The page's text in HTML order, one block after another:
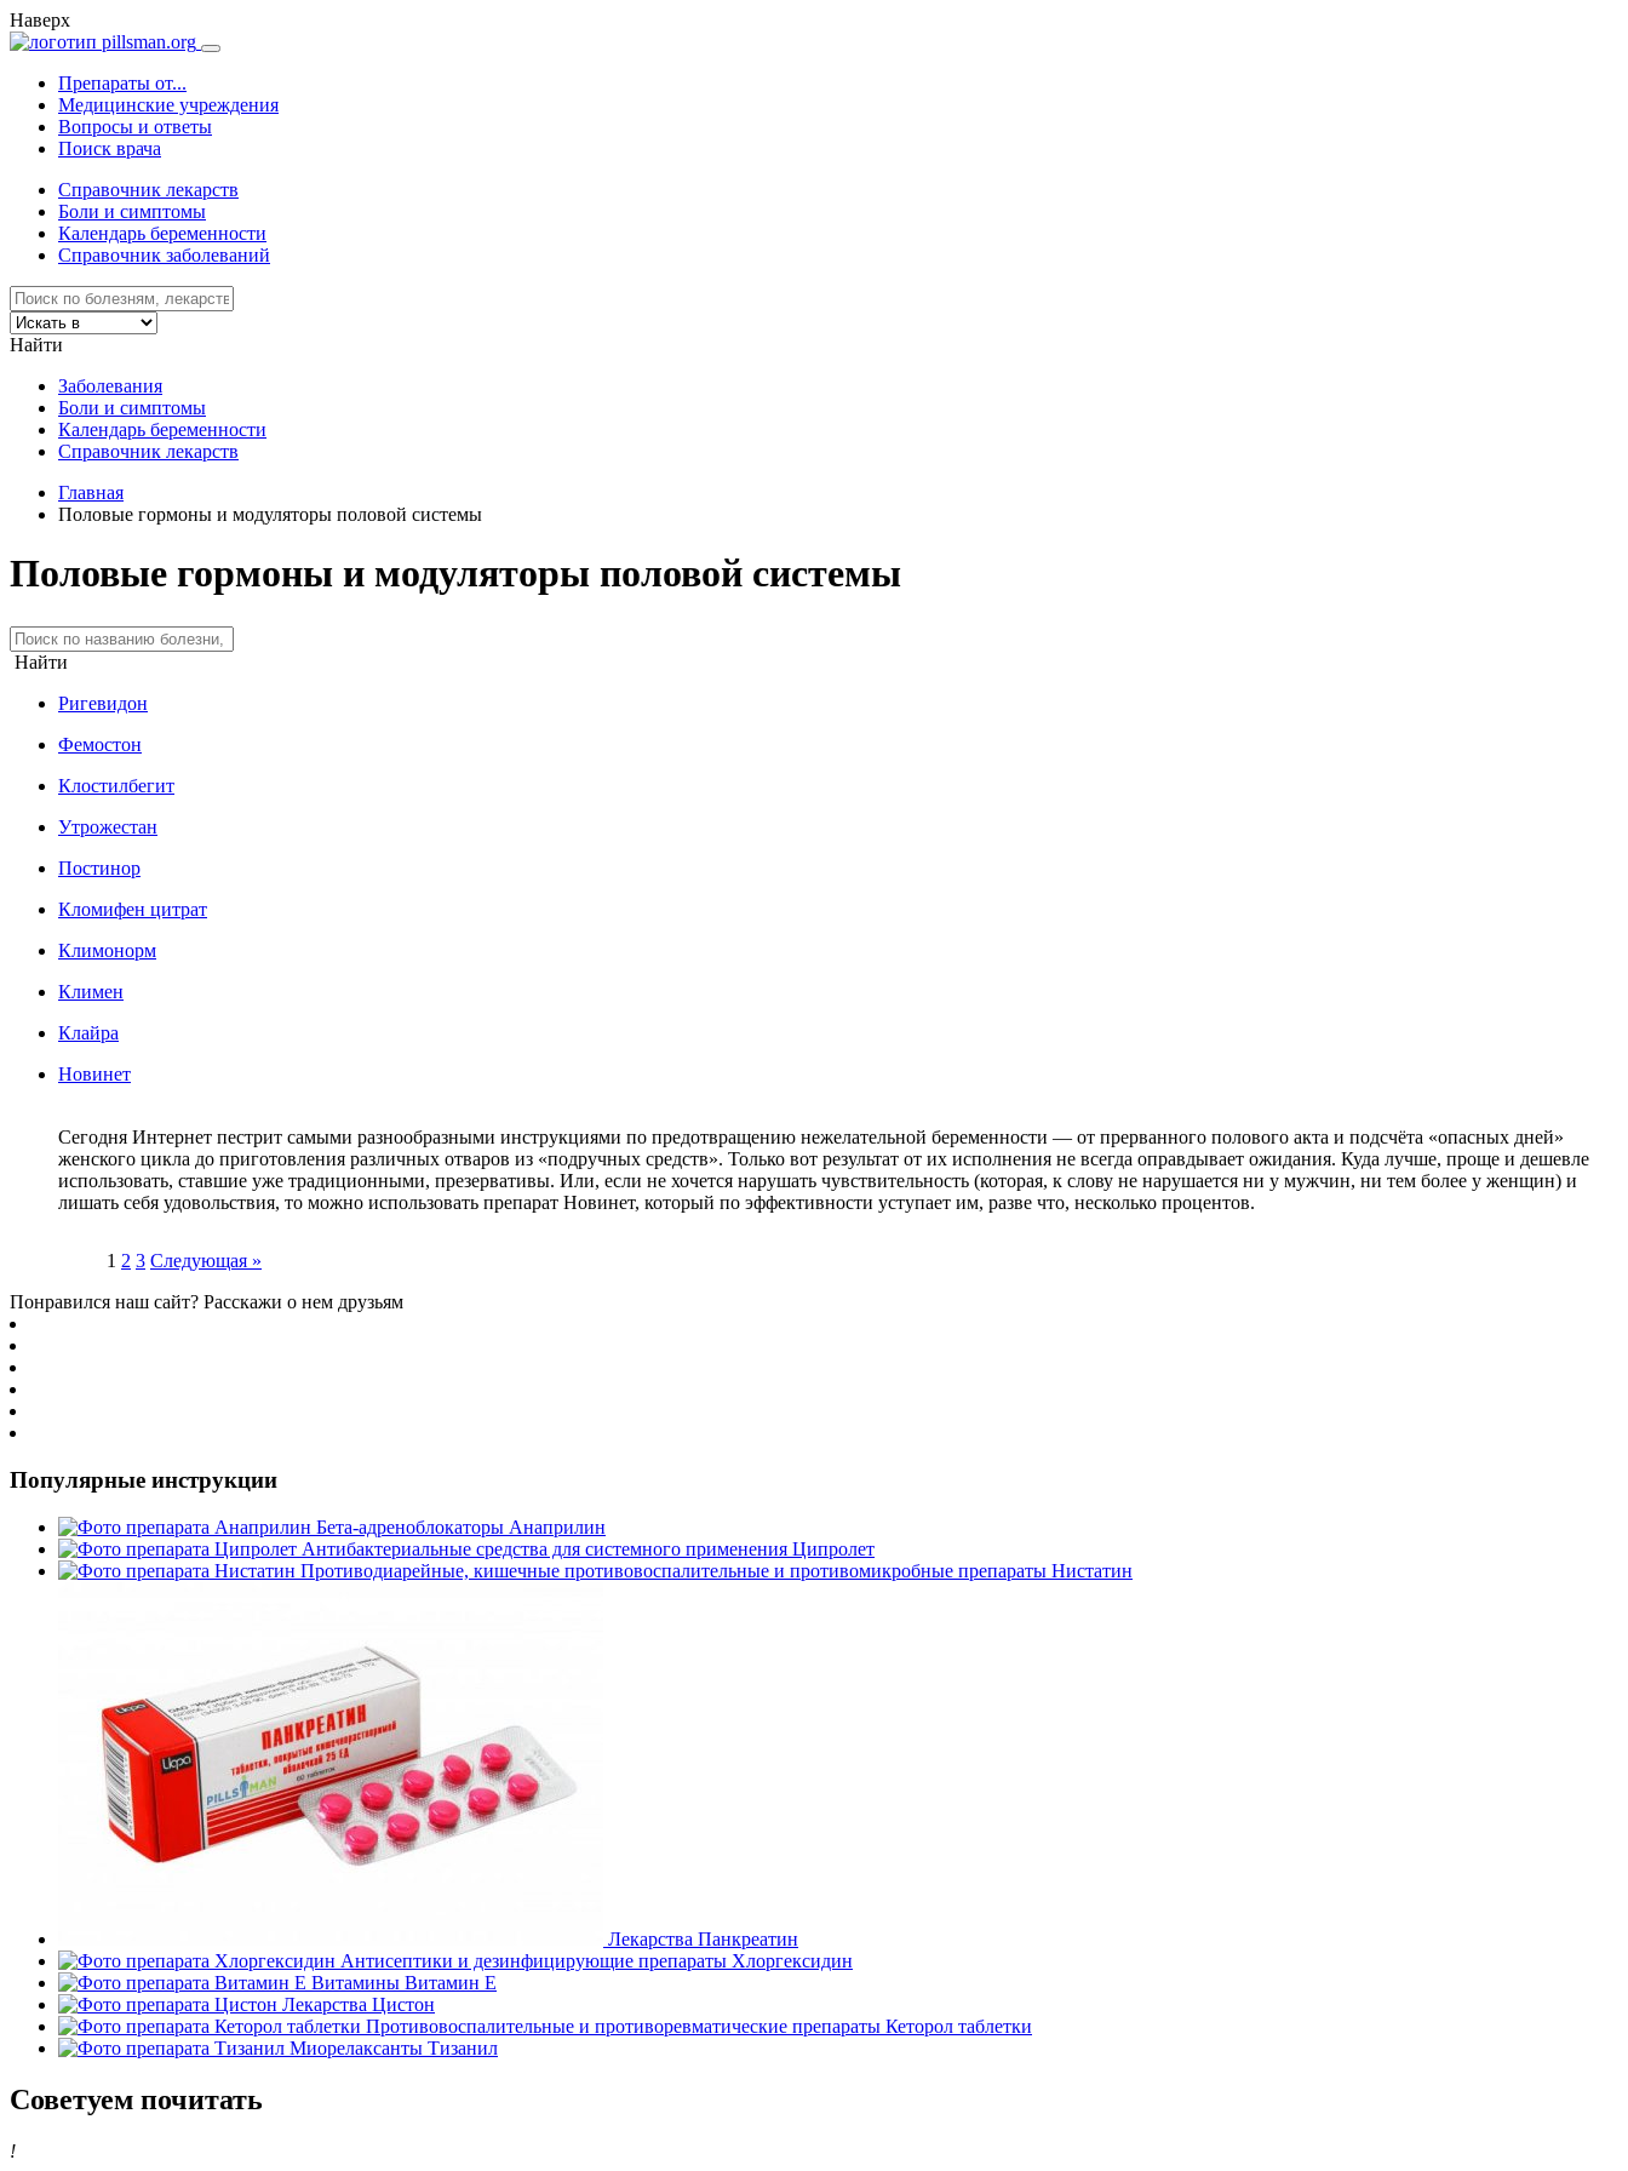
Наверх
Препараты от...
Медицинские учреждения
Вопросы и ответы
Поиск врача
Справочник лекарств
Боли и симптомы
Календарь беременности
Справочник заболеваний
Найти
Заболевания
Боли и симптомы
Календарь беременности
Справочник лекарств
Главная
Половые гормоны и модуляторы половой системы
Половые гормоны и модуляторы половой системы
Найти
Ригевидон
Фемостон
Клостилбегит
Утрожестан
Постинор
Кломифен цитрат
Климонорм
Климен
Клайра
Новинет
Сегодня Интернет пестрит самыми разнообразными инструкциями по предотвращению нежелательной беременности — от прерванного полового акта и подсчёта «опасных дней»
женского цикла до приготовления различных отваров из «подручных средств». Только вот результат от их исполнения не всегда оправдывает ожидания. Куда лучше, проще и дешевле
использовать, ставшие уже традиционными, презервативы. Или, если не хочется нарушать чувствительность (которая, к слову не нарушается ни у мужчин, ни тем более у женщин) и
лишать себя удовольствия, то можно использовать препарат Новинет, который по эффективности уступает им, разве что, несколько процентов.
Пагинация
записей
1 2 3 Следующая »
Понравился наш сайт? Расскажи о нем друзьям
Популярные инструкции
Бета-адреноблокаторы Анаприлин
Антибактериальные средства для системного применения Ципролет
Противодиарейные, кишечные противовоспалительные и противомикробные препараты Нистатин
Лекарства Панкреатин
Антисептики и дезинфицирующие препараты Хлоргексидин
Витамины Витамин Е
Лекарства Цистон
Противовоспалительные и противоревматические препараты Кеторол таблетки
Миорелаксанты Тизанил
Советуем почитать
!